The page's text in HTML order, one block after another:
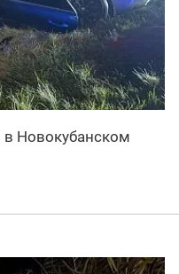
Новокубанском